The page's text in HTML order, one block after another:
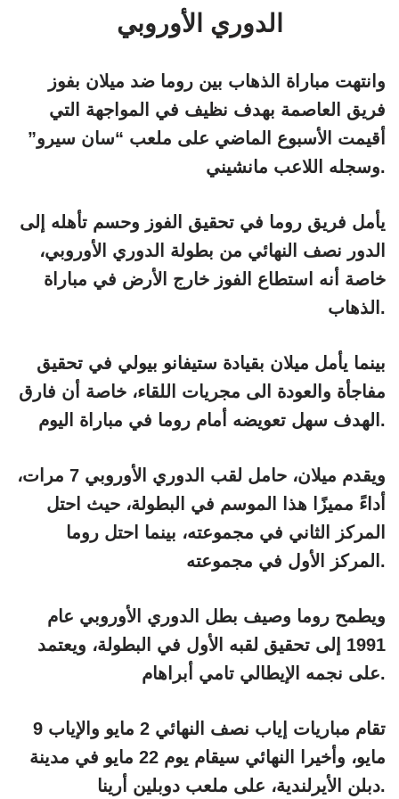
الدوري الأوروبي
وانتهت مباراة الذهاب بين روما ضد ميلان بفوز
فريق العاصمة بهدف نظيف في المواجهة التي
أقيمت الأسبوع الماضي على ملعب “سان سيرو”
وسجله اللاعب مانشيني.
يأمل فريق روما في تحقيق الفوز وحسم تأهله إلى
الدور نصف النهائي من بطولة الدوري الأوروبي،
خاصة أنه استطاع الفوز خارج الأرض في مباراة
الذهاب.
بينما يأمل ميلان بقيادة ستيفانو بيولي في تحقيق
مفاجأة والعودة الى مجريات اللقاء، خاصة أن فارق
الهدف سهل تعويضه أمام روما في مباراة اليوم.
ويقدم ميلان، حامل لقب الدوري الأوروبي 7 مرات،
أداءً مميزًا هذا الموسم في البطولة، حيث احتل
المركز الثاني في مجموعته، بينما احتل روما
المركز الأول في مجموعته.
ويطمح روما وصيف بطل الدوري الأوروبي عام
1991 إلى تحقيق لقبه الأول في البطولة، ويعتمد
على نجمه الإيطالي تامي أبراهام.
تقام مباريات إياب نصف النهائي 2 مايو والإياب 9
مايو، وأخيرا النهائي سيقام يوم 22 مايو في مدينة
دبلن الأيرلندية، على ملعب دوبلين أرينا.